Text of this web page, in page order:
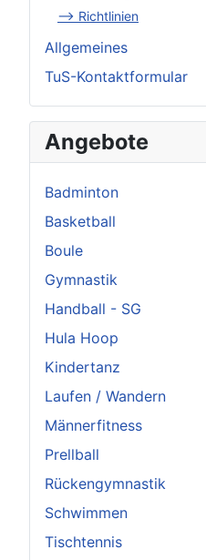
--> Richtlinien
Allgemeines
TuS-Kontaktformular
Angebote
Badminton
Basketball
Boule
Gymnastik
Handball - SG
Hula Hoop
Kindertanz
Laufen / Wandern
Männerfitness
Prellball
Rückengymnastik
Schwimmen
Tischtennis